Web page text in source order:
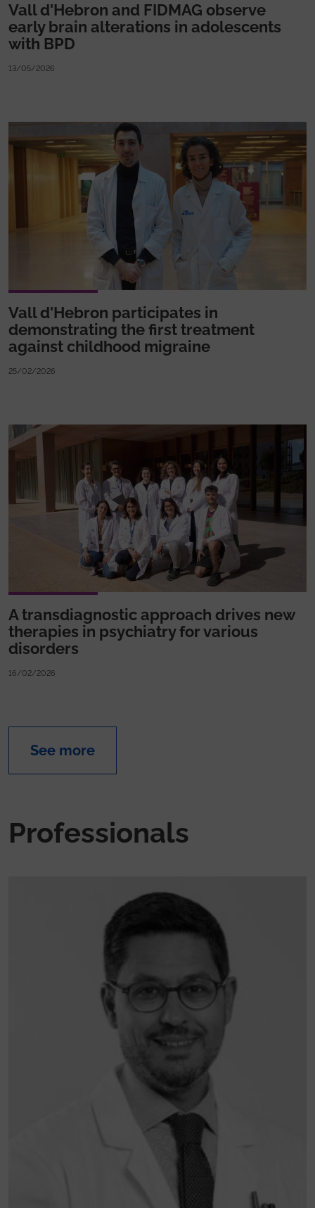
Vall d'Hebron and FIDMAG observe
early brain alterations in adolescents
with BPD
13/05/2026
Vall d'Hebron participates in
demonstrating the first treatment
against childhood migraine
25/02/2026
A transdiagnostic approach drives new
therapies in psychiatry for various
disorders
16/02/2026
See more
Professionals